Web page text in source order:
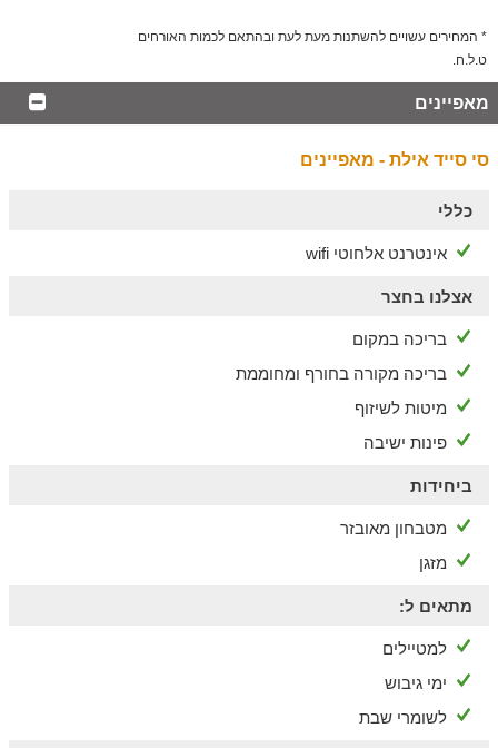
* המחירים עשויים להשתנות מעת לעת ובהתאם לכמות האורחים
ט.ל.ח.
מאפיינים
סי סייד אילת - מאפיינים
כללי
אינטרנט אלחוטי wifi
אצלנו בחצר
בריכה במקום
בריכה מקורה בחורף ומחוממת
מיטות לשיזוף
פינות ישיבה
ביחידות
מטבחון מאובזר
מזגן
מתאים ל:
למטיילים
ימי גיבוש
לשומרי שבת